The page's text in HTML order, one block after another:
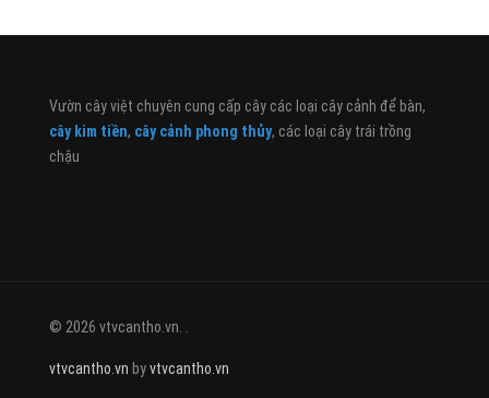
Vườn cây việt chuyên cung cấp cây các loại cây cảnh để bàn,
cây kim tiền, cây cảnh phong thủy, các loại cây trái trồng
chậu
© 2026 vtvcantho.vn. .
vtvcantho.vn byvtvcantho.vn